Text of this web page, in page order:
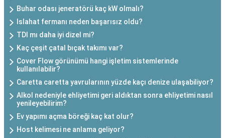
Buhar odası jeneratörü kaç kW olmalı?
Islahat fermanı neden başarısız oldu?
TDI mı daha iyi dizel mi?
Kaç çeşit çatal bıçak takımı var?
Cover Flow görünümü hangi işletim sistemlerinde
kullanılabilir?
Caretta caretta yavrularının yüzde kaçı denize ulaşabiliyor?
Alkol nedeniyle ehliyetimi geri aldıktan sonra ehliyetimi nasıl
yenileyebilirim?
Ev yapımı açma böreği kaç kat olur?
Host kelimesi ne anlama geliyor?